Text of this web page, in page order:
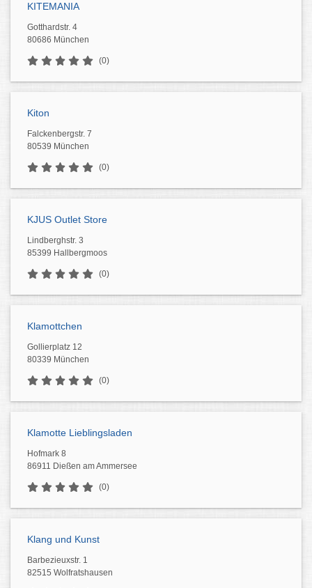
KITEMANIA
Gotthardstr. 4
80686 München
(0)
Kiton
Falckenbergstr. 7
80539 München
(0)
KJUS Outlet Store
Lindberghstr. 3
85399 Hallbergmoos
(0)
Klamottchen
Gollierplatz 12
80339 München
(0)
Klamotte Lieblingsladen
Hofmark 8
86911 Dießen am Ammersee
(0)
Klang und Kunst
Barbezieuxstr. 1
82515 Wolfratshausen